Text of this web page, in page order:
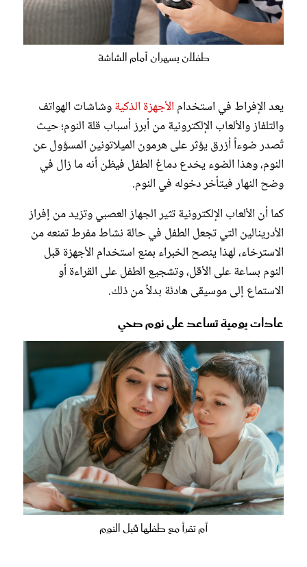
طفلان يسهران أمام الشاشة
يعد الإفراط في استخدام الأجهزة الذكيةوشاشات الهواتف
والتلفاز والألعاب الإلكترونية من أبرز أسباب قلة النوم؛ حيث
تُصدر ضوءاً أزرق يؤثر على هرمون الميلاتونين المسؤول عن
النوم، وهذا الضوء يخدع دماغ الطفل فيظن أنه ما زال في
وضح النهار فيتأخر دخوله في النوم.
كما أن الألعاب الإلكترونية تثير الجهاز العصبي وتزيد من إفراز
الأدرينالين التي تجعل الطفل في حالة نشاط مفرط تمنعه من
الاسترخاء، لهذا ينصح الخبراء بمنع استخدام الأجهزة قبل
النوم بساعة على الأقل، وتشجيع الطفل على القراءة أو
الاستماع إلى موسيقى هادئة بدلاً من ذلك.
عادات يومية تساعد على نوم صحي
أم تقرأ مع طفلها قبل النوم